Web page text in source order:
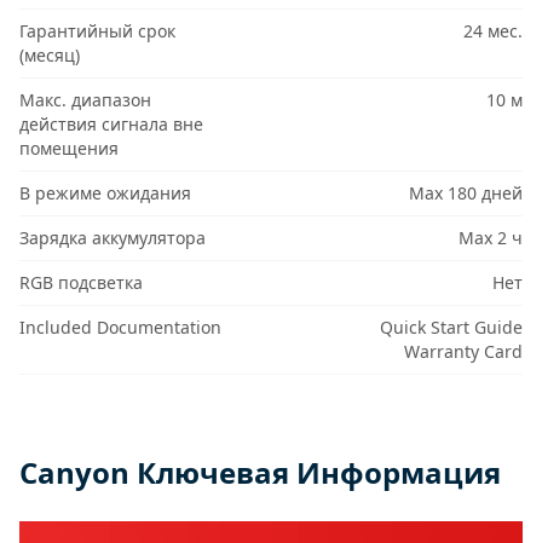
Гарантийный срок
(месяц)
24 мес.
Макс. диапазон
действия сигнала вне
помещения
10 м
В режиме ожидания
Max 180 дней
Зарядка аккумулятора
Max 2 ч
RGB подсветка
Нет
Included Documentation
Quick Start Guide
Warranty Card
Canyon Ключевая Информация